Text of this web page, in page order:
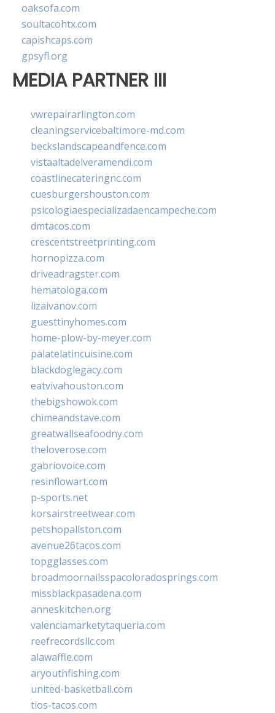
oaksofa.com
soultacohtx.com
capishcaps.com
gpsyfl.org
MEDIA PARTNER III
vwrepairarlington.com
cleaningservicebaltimore-md.com
beckslandscapeandfence.com
vistaaltadelveramendi.com
coastlinecateringnc.com
cuesburgershouston.com
psicologiaespecializadaencampeche.com
dmtacos.com
crescentstreetprinting.com
hornopizza.com
driveadragster.com
hematologa.com
lizaivanov.com
guesttinyhomes.com
home-plow-by-meyer.com
palatelatincuisine.com
blackdoglegacy.com
eatvivahouston.com
thebigshowok.com
chimeandstave.com
greatwallseafoodny.com
theloverose.com
gabriovoice.com
resinflowart.com
p-sports.net
korsairstreetwear.com
petshopallston.com
avenue26tacos.com
topgglasses.com
broadmoornailsspacoloradosprings.com
missblackpasadena.com
anneskitchen.org
valenciamarketytaqueria.com
reefrecordsllc.com
alawaffle.com
aryouthfishing.com
united-basketball.com
tios-tacos.com